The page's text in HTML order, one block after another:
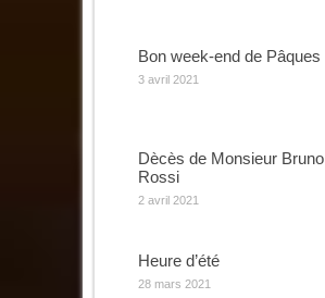
Bon week-end de Pâques
3 avril 2021
Dècès de Monsieur Bruno
Rossi
2 avril 2021
Heure d’été
28 mars 2021